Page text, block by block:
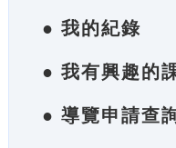
● 我的紀錄
● 我有興趣的
● 導覽申請查